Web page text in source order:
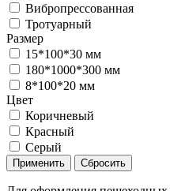
Вибропрессованная
Тротуарный
Размер
15*100*30 мм
180*1000*300 мм
8*100*20 мм
Цвет
Коричневый
Красный
Серый